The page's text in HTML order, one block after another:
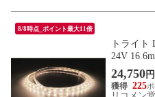
8/8時点_ポイント最大11倍
トライト
24V
5216.6P3
明器具【
24,750円
225